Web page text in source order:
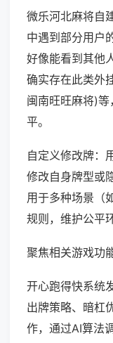
微乐河北麻将自
中遇到部分用户
好像能看到其他
确实存在此类外
闽南旺旺麻将)
平。
自定义修改牌：
修改自身牌型或
用于多种场景（
规则，维护公平
聚焦相关游戏功
开心跑得快系统
出牌策略、暗杠
作，通过AI算法